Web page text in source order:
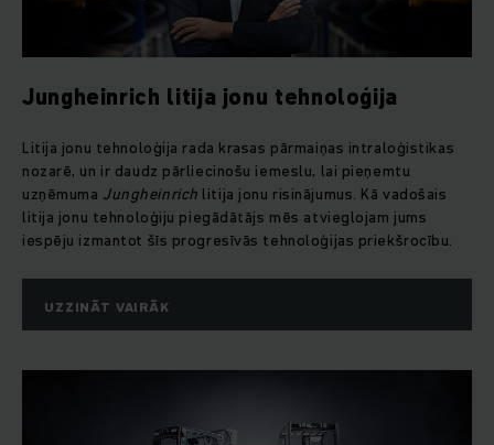
Jungheinrich litija jonu tehnoloģija
Litija jonu tehnoloģija rada krasas pārmaiņas intraloģistikas
nozarē, un ir daudz pārliecinošu iemeslu, lai pieņemtu
uzņēmuma Jungheinrich litija jonu risinājumus. Kā vadošais
litija jonu tehnoloģiju piegādātājs mēs atvieglojam jums
iespēju izmantot šīs progresīvās tehnoloģijas priekšrocību.
UZZINĀT VAIRĀK